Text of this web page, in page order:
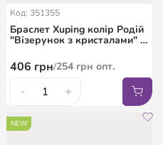
Код: 351355
Браслет Xuping колір Родій
"Візерунок з кристалами" ø
406 грн/254 грн опт.
- +
NEW